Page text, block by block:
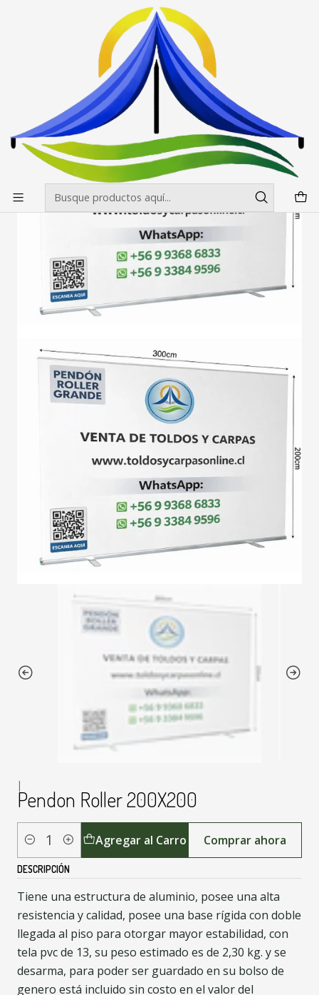
Envíos gratis desde $500.000 en Santiago
Pendones Roller Pendon Roller 200x200
Pendon Roller 200X200
|
Pendon Roller 200X200
Cantidad Agregar al Carro Comprar ahora
DESCRIPCIÓN
Tiene una estructura de aluminio, posee una alta
resistencia y calidad, posee una base rígida con doble
llegada al piso para otorgar mayor estabilidad, con
tela pvc de 13, su peso estimado es de 2,30 kg. y se
desarma, para poder ser guardado en su bolso de
genero está incluido sin costo en el valor del